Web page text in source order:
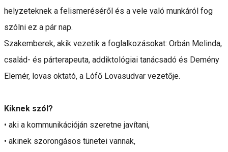
helyzeteknek a felismeréséről és a vele való munkáról fog
szólni ez a pár nap.
Szakemberek, akik vezetik a foglalkozásokat: Orbán Melinda,
család- és párterapeuta, addiktológiai tanácsadó és Demény
Elemér, lovas oktató, a Lófő Lovasudvar vezetője.
Kiknek szól?
• aki a kommunikációján szeretne javítani,
• akinek szorongásos tünetei vannak,